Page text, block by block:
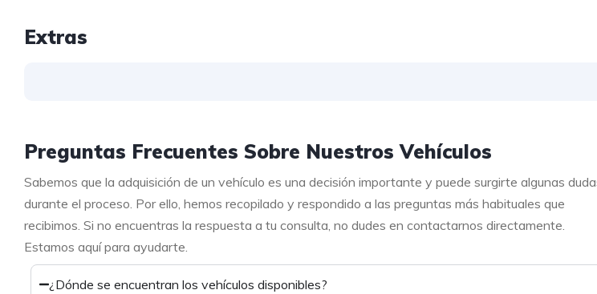
Extras
Preguntas Frecuentes Sobre Nuestros Vehículos
Sabemos que la adquisición de un vehículo es una decisión importante y puede surgirte algunas
durante el proceso. Por ello, hemos recopilado y respondido a las preguntas más habituales que
recibimos. Si no encuentras la respuesta a tu consulta, no dudes en contactarnos directamente.
Estamos aquí para ayudarte.
¿Dónde se encuentran los vehículos disponibles?